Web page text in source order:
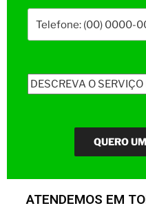
ATENDEMOS EM